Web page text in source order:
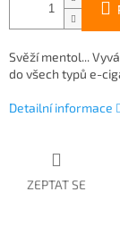
Svěží mentol...
do všech typů e-
Detailní informace
ZEPTAT SE